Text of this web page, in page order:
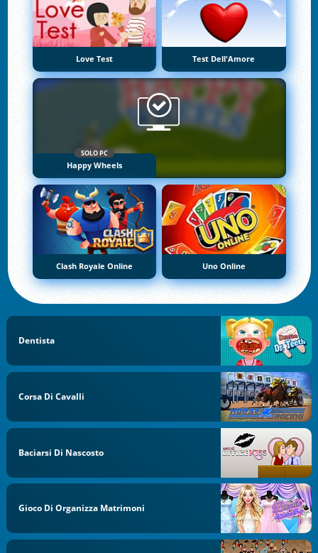
Love Test Test Dell'Amore
SOLO PC
Happy Wheels
Clash Royale Online Uno Online
Dentista
Corsa Di Cavalli
Baciarsi Di Nascosto
Gioco Di Organizza Matrimoni